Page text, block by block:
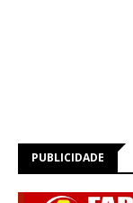
PUBLICIDADE